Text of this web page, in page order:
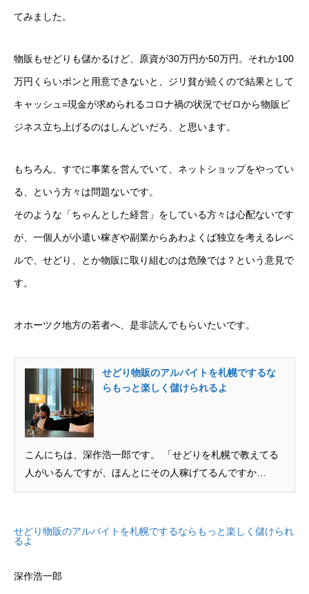
てみました。
物販もせどりも儲かるけど、原資が30万円か50万円。それか100
万円くらいポンと用意できないと、ジリ貧が続くので結果として
キャッシュ=現金が求められるコロナ禍の状況でゼロから物販ビ
ジネス立ち上げるのはしんどいだろ、と思います。
もちろん、すでに事業を営んでいて、ネットショップをやってい
る、という方々は問題ないです。
そのような「ちゃんとした経営」をしている方々は心配ないです
が、一個人が小遣い稼ぎや副業からあわよくば独立を考えるレベ
ルで、せどり、とか物販に取り組むのは危険では？という意見で
す。
オホーツク地方の若者へ、是非読んでもらいたいです。
せどり物販のアルバイトを札幌でするな
らもっと楽しく儲けられるよ
こんにちは、深作浩一郎です。 「せどりを札幌で教えてる
人がいるんですが、ほんとにその人稼げてるんですか
ね？」的…
せどり物販のアルバイトを札幌でするならもっと楽しく儲けられ
るよ
深作浩一郎